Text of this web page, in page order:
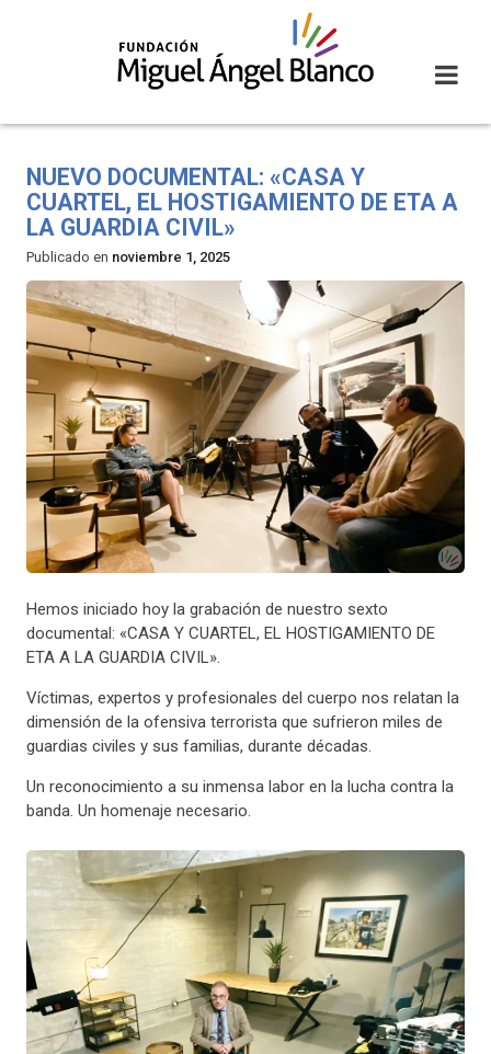
NUEVO DOCUMENTAL: «CASA Y
CUARTEL, EL HOSTIGAMIENTO DE ETA A
LA GUARDIA CIVIL»
Publicado en noviembre 1, 2025
Hemos iniciado hoy la grabación de nuestro sexto
documental: «CASA Y CUARTEL, EL HOSTIGAMIENTO DE
ETA A LA GUARDIA CIVIL».
Víctimas, expertos y profesionales del cuerpo nos relatan la
dimensión de la ofensiva terrorista que sufrieron miles de
guardias civiles y sus familias, durante décadas.
Un reconocimiento a su inmensa labor en la lucha contra la
banda. Un homenaje necesario.